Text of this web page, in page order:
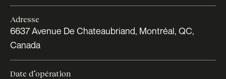
Adresse
6637 Avenue De Chateaubriand, Montréal, QC,
Canada
Date d’opération